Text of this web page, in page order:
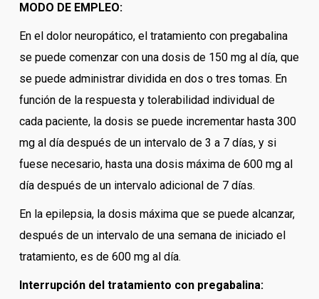
MODO DE EMPLEO:
En el dolor neuropático, el tratamiento con pregabalina
se puede comenzar con una dosis de 150 mg al día, que
se puede administrar dividida en dos o tres tomas. En
función de la respuesta y tolerabilidad individual de
cada paciente, la dosis se puede incrementar hasta 300
mg al día después de un intervalo de 3 a 7 días, y si
fuese necesario, hasta una dosis máxima de 600 mg al
día después de un intervalo adicional de 7 días.
En la epilepsia, la dosis máxima que se puede alcanzar,
después de un intervalo de una semana de iniciado el
tratamiento, es de 600 mg al día.
Interrupción del tratamiento con pregabalina: